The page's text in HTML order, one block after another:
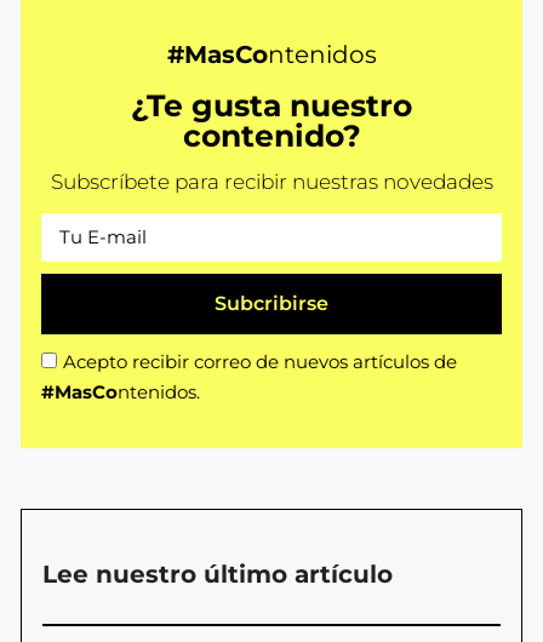
#MasContenidos
¿Te gusta nuestro
contenido?
Subscríbete para recibir nuestras novedades
Acepto recibir correo de nuevos artículos de
#MasContenidos.
Subcribirse
Lee nuestro último artículo